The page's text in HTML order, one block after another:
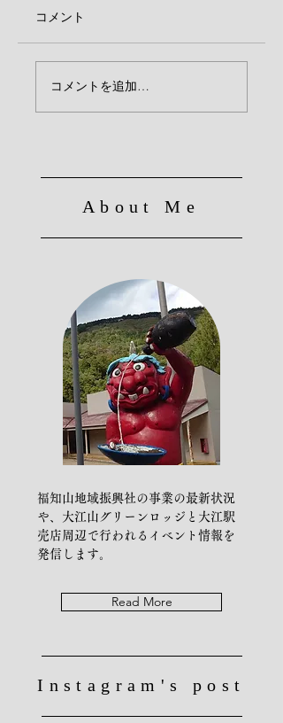
道MAP
コメント
コメントを追加…
About Me
​福知山地域振興社の事業の最新状況
や、大江山グリーンロッジと大江駅
売店周辺で行われるイベント情報を
発信します。
Read More
Instagram's post